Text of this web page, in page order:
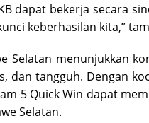
dapat bekerja secara
keberhasilan kita,”
Selatan menunjukkan
dan tangguh. Dengan
5 Quick Win dapat
Selatan.